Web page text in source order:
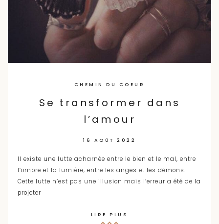
CHEMIN DU COEUR
Se transformer dans
l’amour
16 AOÛT 2022
Il existe une lutte acharnée entre le bien et le mal, entre
l’ombre et la lumière, entre les anges et les démons.
Cette lutte n’est pas une illusion mais l’erreur a été de la
projeter
LIRE PLUS